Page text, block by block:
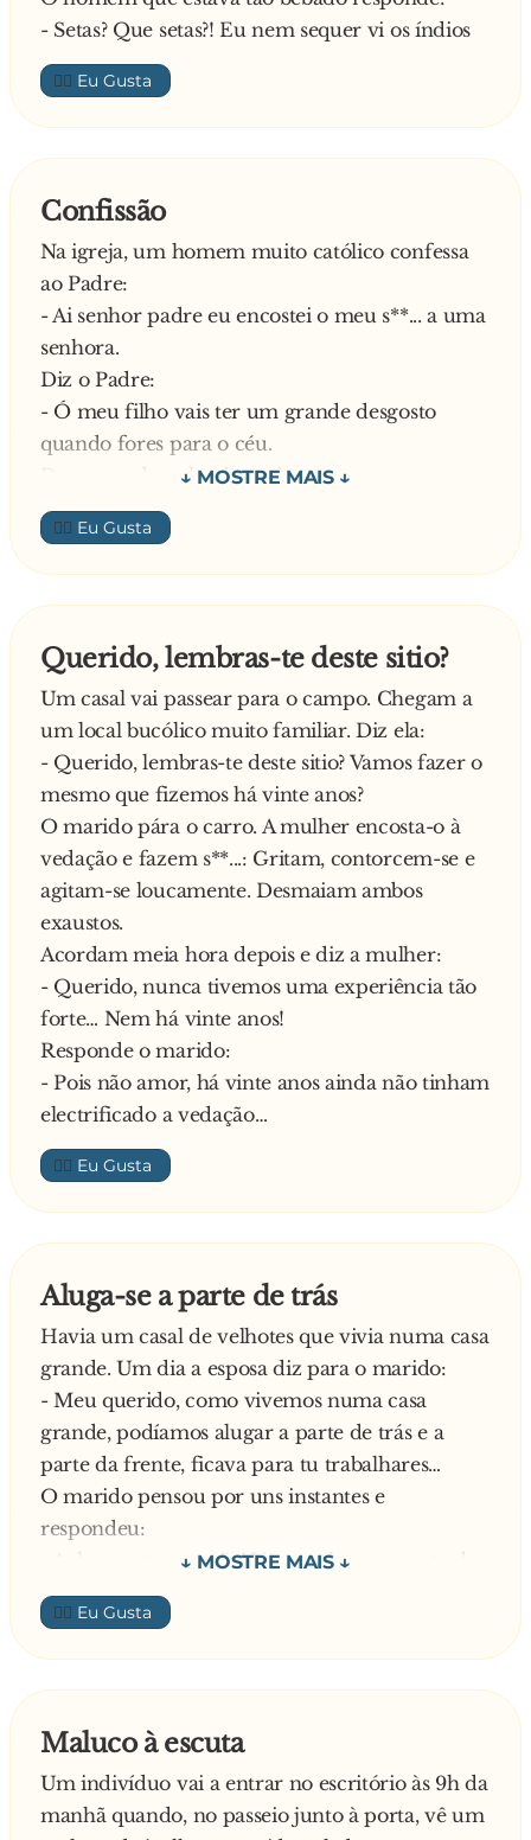
distância que estava em relação à mulher, cerca
de 15 metros, e pergunta:
- Maria, o que temos para jantar?
E nada, silêncio total. Aproxima-se a 5 metros e
volta a perguntar:
- Maria, o que temos para jantar?
Mais uma vez nada. Aproxima-se mais um
pouco, ficando a uma distância de 3 metros:
- Maria, o que temos para jantar?
Silêncio total. Por fim, encosta-se às costas da
mulher e volta a perguntar:
- Maria! O que temos para jantar?
E a mulher:
- Frango p**...!! É a quarta vez que te respondo
Anedota sugerida por Ana Pires
- Setas? Que setas?! Eu nem sequer vi os índios
👍🏼
Confissão
Na igreja, um homem muito católico confessa
ao Padre:
- Ai senhor padre eu encostei o meu s**... a uma
senhora.
Diz o Padre:
- Ó meu filho vais ter um grande desgosto
quando fores para o céu.
Desesperado, relembra o homem:
- Mas senhor padre eu só o encostei…
Responde o Padre:
- Meu filho, encostar e pôr é a mesma coisa!
Agora vai pôr ali na caixa das esmolas 50 euros.
Espantado pergunta o Padre:
- Meu filho porque não pões a nota na caixa?
E responde o homem:
- Então, o padre não disse que pôr e encostar
era a mesma coisa…
👍🏼
Querido, lembras-te deste sitio?
Um casal vai passear para o campo. Chegam a
um local bucólico muito familiar. Diz ela:
- Querido, lembras-te deste sitio? Vamos fazer o
mesmo que fizemos há vinte anos?
O marido pára o carro. A mulher encosta-o à
vedação e fazem s**...: Gritam, contorcem-se e
agitam-se loucamente. Desmaiam ambos
exaustos.
Acordam meia hora depois e diz a mulher:
- Querido, nunca tivemos uma experiência tão
forte… Nem há vinte anos!
Responde o marido:
- Pois não amor, há vinte anos ainda não tinham
electrificado a vedação…
👍🏼
Aluga-se a parte de trás
Havia um casal de velhotes que vivia numa casa
grande. Um dia a esposa diz para o marido:
- Meu querido, como vivemos numa casa
grande, podíamos alugar a parte de trás e a
parte da frente, ficava para tu trabalhares…
O marido pensou por uns instantes e
respondeu:
- Acho que tens razão! Vamos alugar a parte de
trás e a parte da frente fica para eu trabalhar.
No outro dia de manhã, colocaram uma
tabuleta onde se lia: “Aluga-se a parte de trás”.
A velhota ao sair de casa para ir às compras,
estava fresca e fica com as mesmas palavras
escritas nas costas. Indo pela rua, as pessoas iam
lendo e rindo mas não eram capazes de dizer
👍🏼
Maluco à escuta
Um indivíduo vai a entrar no escritório às 9h da
manhã quando, no passeio junto à porta, vê um